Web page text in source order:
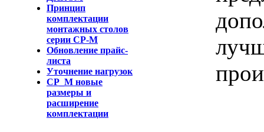
Принцип
комплектации
монтажных столов
серии СР-М
Обновление прайс-
листа
Уточнение нагрузок
СР_М новые
размеры и
расширение
комплектации